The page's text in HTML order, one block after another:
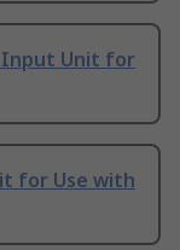
Input Unit for
for Use with